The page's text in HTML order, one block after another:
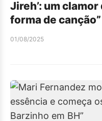
Jireh’: um
forma de canção”
01/08/2025